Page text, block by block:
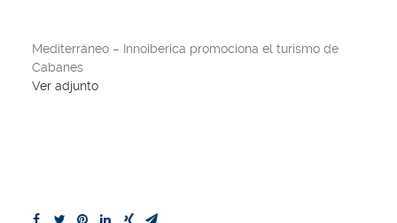
Mediterráneo – Innoiberica promociona el turismo de
Cabanes
Ver adjunto